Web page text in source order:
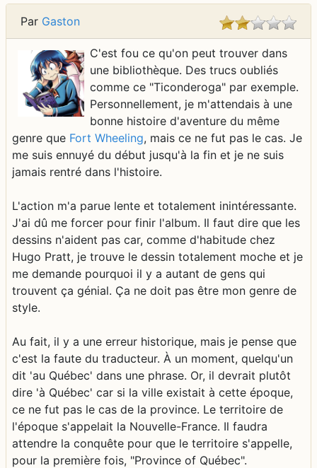
Par Gaston
C'est fou ce qu'on peut trouver dans
une bibliothèque. Des trucs oubliés
comme ce "Ticonderoga" par exemple.
Personnellement, je m'attendais à une
bonne histoire d'aventure du même
genre que Fort Wheeling, mais ce ne fut pas le cas. Je
me suis ennuyé du début jusqu'à la fin et je ne suis
jamais rentré dans l'histoire.
L'action m'a parue lente et totalement inintéressante.
J'ai dû me forcer pour finir l'album. Il faut dire que les
dessins n'aident pas car, comme d'habitude chez
Hugo Pratt, je trouve le dessin totalement moche et je
me demande pourquoi il y a autant de gens qui
trouvent ça génial. Ça ne doit pas être mon genre de
style.
Au fait, il y a une erreur historique, mais je pense que
c'est la faute du traducteur. À un moment, quelqu'un
dit 'au Québec' dans une phrase. Or, il devrait plutôt
dire 'à Québec' car si la ville existait à cette époque,
ce ne fut pas le cas de la province. Le territoire de
l'époque s'appelait la Nouvelle-France. Il faudra
attendre la conquête pour que le territoire s'appelle,
pour la première fois, "Province of Québec".